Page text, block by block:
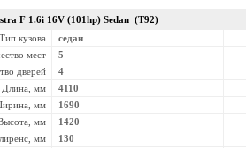
F 1.6i 16V (101hp) Sedan (T92)
Тип кузова
седан
мест
5
дверей
4
Длина, мм
4110
мм
1690
мм
1420
мм
130